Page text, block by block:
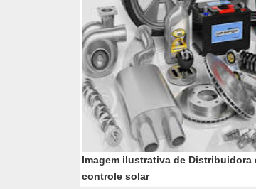
Imagem ilustrativa de Distribuidora
controle solar